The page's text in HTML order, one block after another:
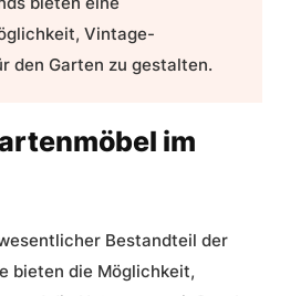
Vintage-
den Garten zu gestalten.
im
Bestandteil der
bieten die Möglichkeit,